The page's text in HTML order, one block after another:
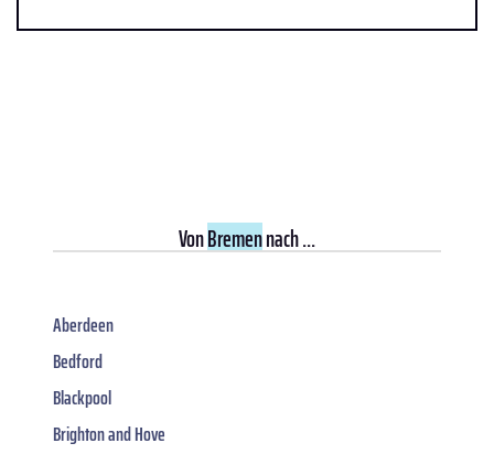
VonBremennach ...
Aberdeen
Bedford
Blackpool
Brighton and Hove